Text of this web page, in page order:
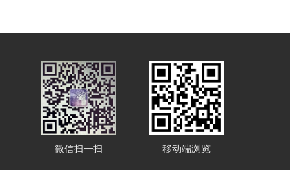
微信扫一扫 移动端浏览